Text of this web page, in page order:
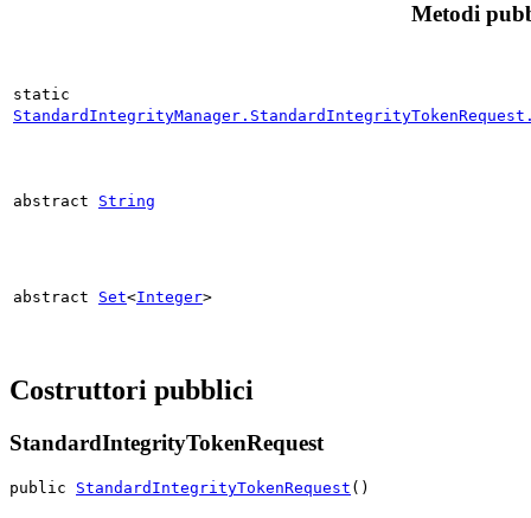
Metodi
static
abstract String
abstract Set<Integer>
Costruttori pubblici
StandardIntegrityTokenRequest
public StandardIntegrityTokenRequest ()